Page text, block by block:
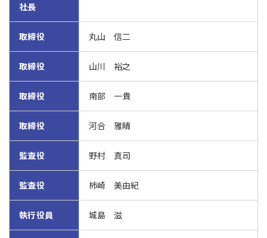
社長
取締役 丸山 信二
取締役 山川 裕之
取締役 南部 一貴
取締役 河合 雅晴
監査役 野村 真司
監査役 柿崎 美由紀
執行役員 城島 滋